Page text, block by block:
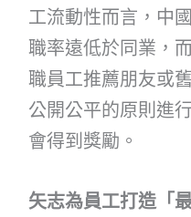
工流動性而言，中
職率遠低於同業，
職員工推薦朋友或
公開公平的原則進
會得到獎勵。
矢志為員工打造「